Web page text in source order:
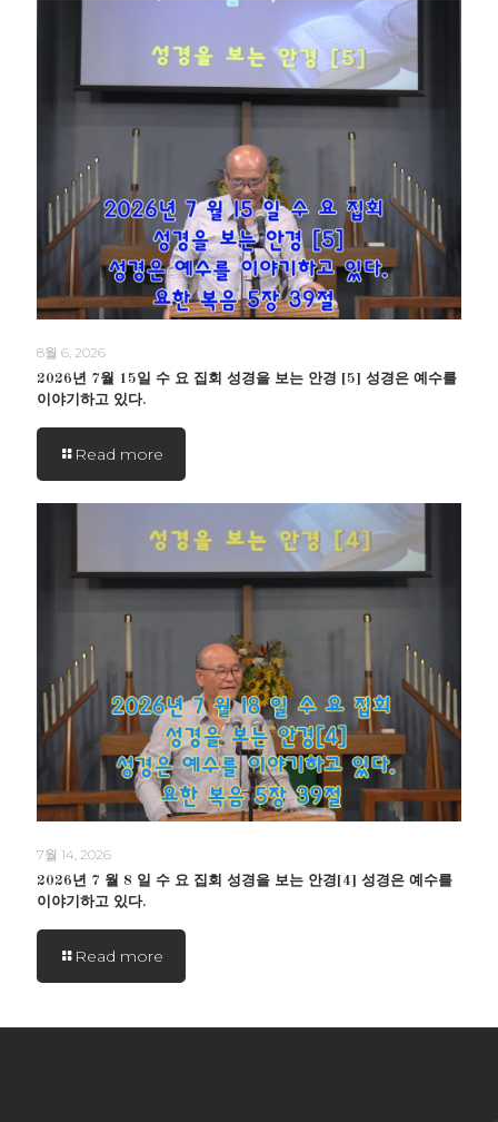
8월 6, 2026
2026년 7월 15일 수 요 집회 성경을 보는 안경 [5] 성경은 예수를
이야기하고 있다.
Read more
7월 14, 2026
2026년 7 월 8 일 수 요 집회 성경을 보는 안경[4] 성경은 예수를
이야기하고 있다.
Read more